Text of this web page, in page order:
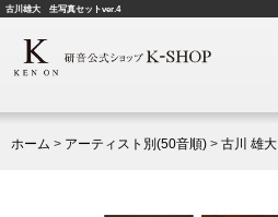
古川雄大 生写真セットver.4
ホーム > アーティスト別(50音順) > 古川 雄大